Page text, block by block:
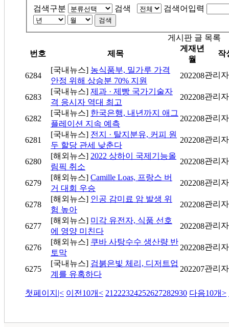
검색구분
검색 검색어입력
검색
게시판 글 목록
번호
제목
게재년
월
작
6284
[국내뉴스] 농식품부, 밀가루 가격
안정 위해 상승분 70% 지원
202208관리자
6283
[국내뉴스] 제과 · 제빵 국가기술자
격 응시자 역대 최고
202208관리자
6282
[국내뉴스] 한국은행, 내년까지 애그
플레이션 지속 예측
202208관리자
6281
[국내뉴스] 전지 · 탈지분유, 커피 원
두 할당 관세 낮춘다
202208관리자
6280
[해외뉴스] 2022 상하이 국제기능올
림픽 취소
202208관리자
6279
[해외뉴스] Camille Loas, 프랑스 버
거 대회 우승
202208관리자
6278
[해외뉴스] 인공 감미료 암 발생 위
험 높아
202208관리자
6277
[해외뉴스] 미각 유전자, 식품 선호
에 영양 미친다
202208관리자
6276
[해외뉴스] 쿠바 사탕수수 생산량 반
토막
202208관리자
6275
[국내뉴스] 검붉은빛 체리, 디저트업
계를 유혹하다
202207관리자
첫페이지 |< 이전10개< 21 222324252627282930 다음10개>